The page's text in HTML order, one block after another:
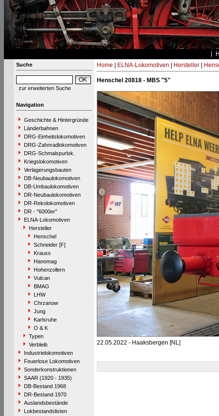
Suche
zur erweiterten Suche
Navigation
Geschichte & Hintergründe
Länderbahnen
DRG-Einheitslokomotiven
DRG-Zahnradlokomotiven
DRG-Schmalspurlok.
Kriegslokomotiven
Verlagerungsbauten
DB-Neubaulokomotiven
DB-Umbaulokomotiven
DR-Neubaulokomotiven
DR-Rekolokomotiven
DR - "6000er"
ELNA-Lokomotiven
Hersteller
Henschel
Schneider [F]
Krauss
Hanomag
Hohenzollern
Vulcan
BMAG
LHW
Chrzanow
Jung
Karlsruhe
O & K
Typen
Verbleib
Industrielokomotiven
Feuerlose Lokomotiven
Sonderkonstruktionen
SAAR (1920 - 1935)
DB-Bestand 1968
DR-Bestand 1970
Auslandsbestände
Lokbestandslisten
Home ELNA-Lokomotiven Hersteller|
Henschel 20818 - MBS "5"
22.05.2022 - Haaksbergen [NL]